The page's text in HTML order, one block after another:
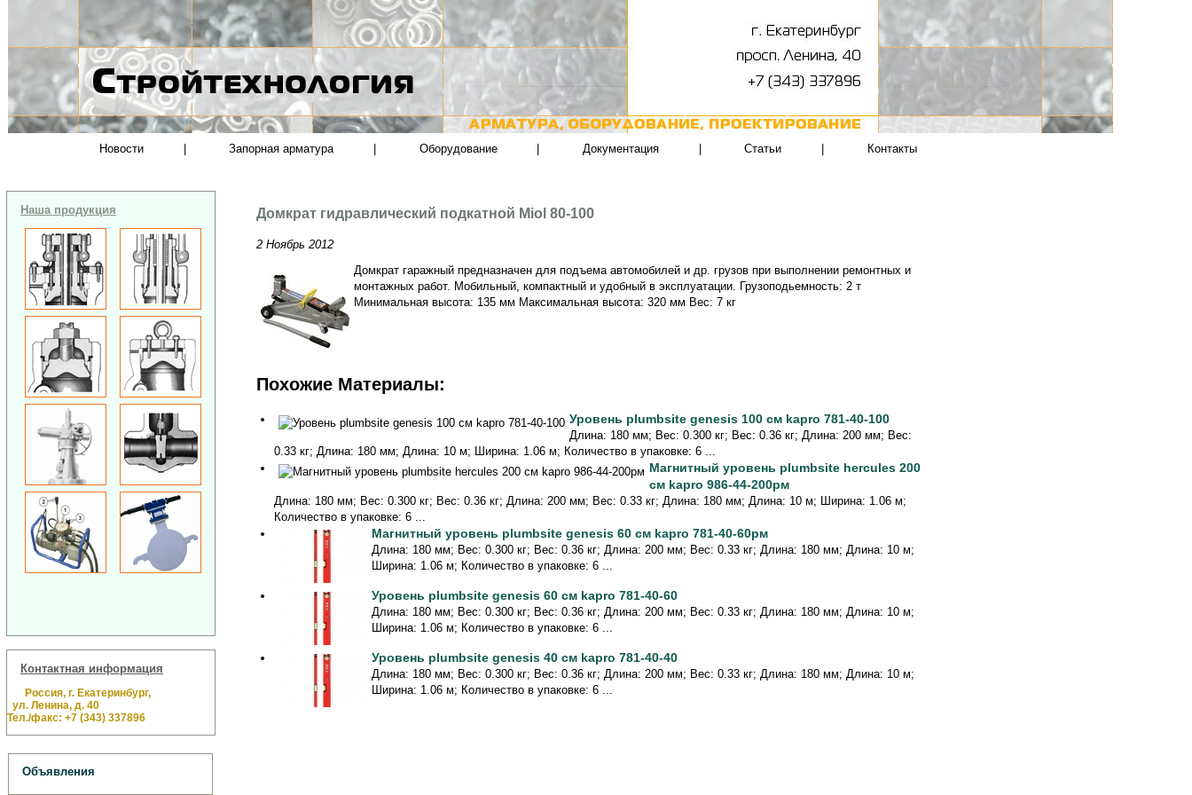
Новости Запорная арматура Оборудование Документация Статьи Контакты
Наша продукция
Контактная информация
Россия, г. Екатеринбург,
ул. Ленина, д. 40
Тел./факс: +7 (343) 337896
Объявления
Домкрат гидравлический подкатной Miol 80-100
2 Ноябрь 2012
Домкрат гаражный предназначен для подъема автомобилей и др. грузов при выполнении ремонтных и
монтажных работ. Мобильный, компактный и удобный в эксплуатации. Грузоподьемность: 2 т
Минимальная высота: 135 мм Максимальная высота: 320 мм Вес: 7 кг
Похожие Материалы:
Уровень plumbsite genesis 100 см kapro 781-40-100
Длина: 180 мм; Вес: 0.300 кг; Вес: 0.36 кг; Длина: 200 мм; Вес:
0.33 кг; Длина: 180 мм; Длина: 10 м; Ширина: 1.06 м; Количество в упаковке: 6 ...
Магнитный уровень plumbsite hercules 200
см kapro 986-44-200рм
Длина: 180 мм; Вес: 0.300 кг; Вес: 0.36 кг; Длина: 200 мм; Вес: 0.33 кг; Длина: 180 мм; Длина: 10 м; Ширина: 1.06 м;
Количество в упаковке: 6 ...
Магнитный уровень plumbsite genesis 60 см kapro 781-40-60рм
Длина: 180 мм; Вес: 0.300 кг; Вес: 0.36 кг; Длина: 200 мм; Вес: 0.33 кг; Длина: 180 мм; Длина: 10 м;
Ширина: 1.06 м; Количество в упаковке: 6 ...
Уровень plumbsite genesis 60 см kapro 781-40-60
Длина: 180 мм; Вес: 0.300 кг; Вес: 0.36 кг; Длина: 200 мм; Вес: 0.33 кг; Длина: 180 мм; Длина: 10 м;
Ширина: 1.06 м; Количество в упаковке: 6 ...
Уровень plumbsite genesis 40 см kapro 781-40-40
Длина: 180 мм; Вес: 0.300 кг; Вес: 0.36 кг; Длина: 200 мм; Вес: 0.33 кг; Длина: 180 мм; Длина: 10 м;
Ширина: 1.06 м; Количество в упаковке: 6 ...